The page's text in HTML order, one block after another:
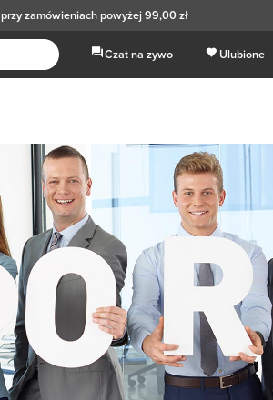
przy zamówieniach powyżej 99,00 zł
Czat na zywo Ulubione